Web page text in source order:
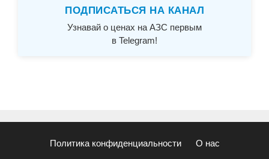
ПОДПИСАТЬСЯ НА КАНАЛ
Узнавай о ценах на АЗС первым
в Telegram!
Политика конфиденциальности О нас